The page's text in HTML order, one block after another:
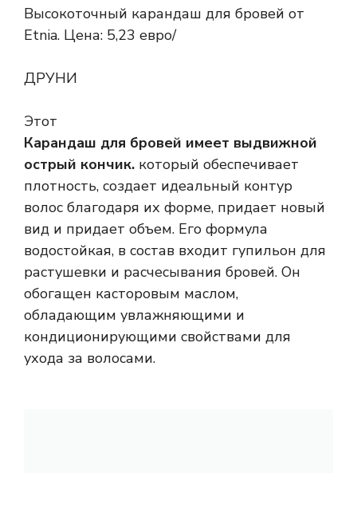
Высокоточный карандаш для бровей от
Etnia. Цена: 5,23 евро/
ДРУНИ
Этот
Карандаш для бровей имеет выдвижной
острый кончик. который обеспечивает
плотность, создает идеальный контур
волос благодаря их форме, придает новый
вид и придает объем. Его формула
водостойкая, в состав входит гупильон для
растушевки и расчесывания бровей. Он
обогащен касторовым маслом,
обладающим увлажняющими и
кондиционирующими свойствами для
ухода за волосами.